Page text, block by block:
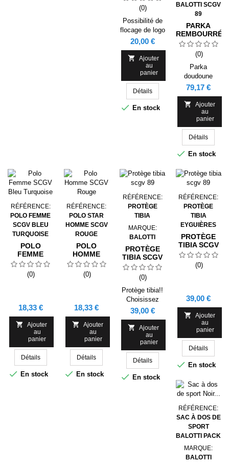
(0)
Possibilité de
flocage de logo
scgv 89 en
Prix
20,00 €

Ajouter
au
panier
Détails
 En stock
BALOTTI SCGV
89
PARKA
REMBOURRÉ
BUFFLE
NOIR
BALOTTI
SCGV 89
(0)
Parka
doudoune
Buffle Noir
Prix
79,17 €

Ajouter
au
panier
Détails
 En stock
RÉFÉRENCE:
POLO FEMME
SCGV BLEU
TURQUOISE
POLO
FEMME
SCGV BLEU
TURQUOISE
(0)
Prix
18,33 €

Ajouter
au
panier
Détails
 En stock
RÉFÉRENCE:
POLO STAR
HOMME SCGV
ROUGE
POLO
HOMME
SCGV
ROUGE
(0)
Prix
18,33 €

Ajouter
au
panier
Détails
 En stock
RÉFÉRENCE:
PROTÈGE
TIBIA
MARQUE:
BALOTTI
PROTÈGE
TIBIA SCGV
89
(0)
Protège tibia!!
Choisissez
d'inscrire votre
numéro ou bien
votre nom et le
logo de votre
club!
Prix
39,00 €

Ajouter
au
panier
Détails
 En stock
RÉFÉRENCE:
PROTÈGE
TIBIA
EYGUIÈRES
PROTÈGE
TIBIA SCGV
89
(0)
Prix
39,00 €

Ajouter
au
panier
Détails
 En stock
RÉFÉRENCE:
SAC À DOS DE
SPORT
BALOTTI PACK
MARQUE:
BALOTTI